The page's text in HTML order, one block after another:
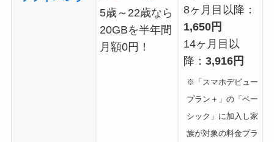
5歳～22歳なら
20GBを半年間
月額0円！
8ヶ月目以降：
1,650円
14ヶ月目以
降：3,916円
※「スマホデビュー
プラン＋」の「ベー
シック」に加入し家
族が対象の料金プラ